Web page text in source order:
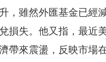
，雖然外匯基金已經
損失。他又指，最近
帶來震盪，反映市場